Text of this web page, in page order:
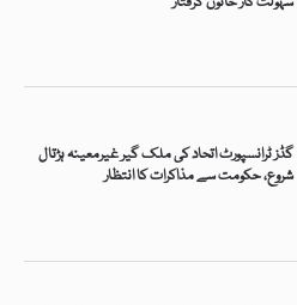
گڈز ٹرانسپورٹ اتحاد کی ملک گیر غیرمعینہ ہڑتال
شروع، حکومت سے مذاکرات کا انتظار